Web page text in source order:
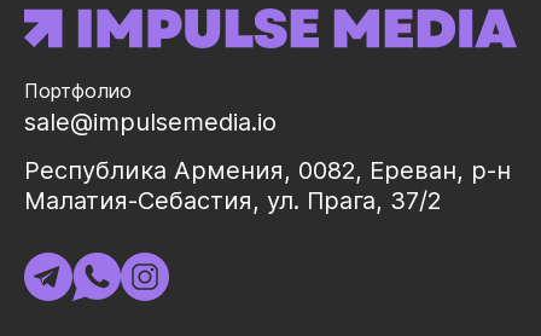
Портфолио
sale@impulsemedia.io
Республика Армения, 0082, Ереван, р-н
Малатия-Себастия, ул. Прага, 37/2